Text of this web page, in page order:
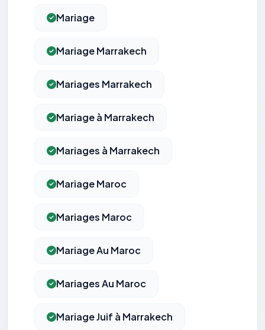
Mariage
Mariage Marrakech
Mariages Marrakech
Mariage à Marrakech
Mariages à Marrakech
Mariage Maroc
Mariages Maroc
Mariage Au Maroc
Mariages Au Maroc
Mariage Juif à Marrakech